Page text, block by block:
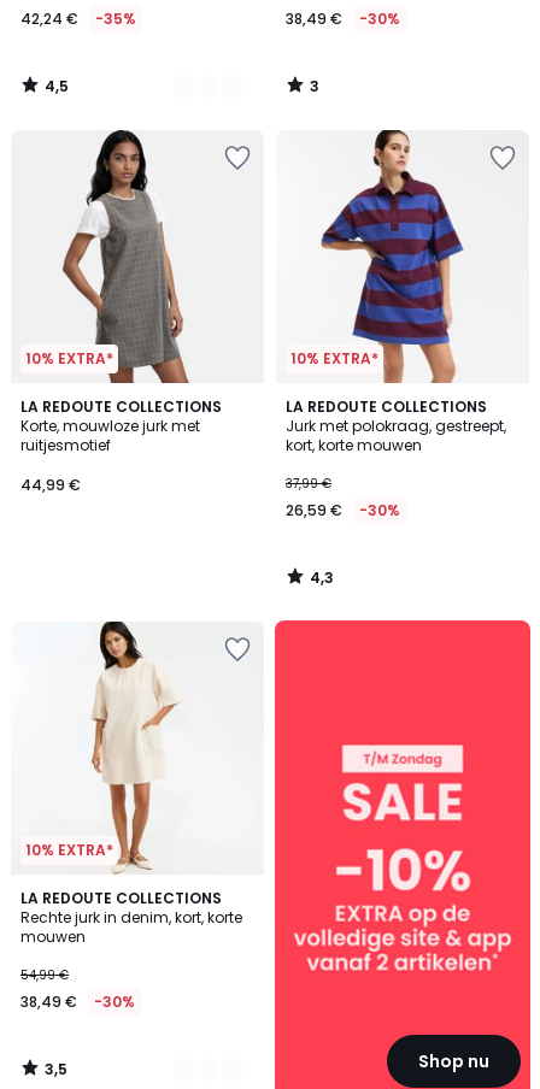
In
van
64,99
toegepast.
42,24 € -35%
4,5
/
38,49 € -30%
3
/
10% EXTRA*
LA REDOUTE COLLECTIONS
Korte, mouwloze jurk met
ruitjesmotief
44,99 €
10% EXTRA*
LA REDOUTE COLLECTIONS
Jurk met polokraag, gestreept,
kort, korte mouwen
37,99 €
26,59 € -30%
4,3
/ 5
4,3
/
10% EXTRA*
LA REDOUTE COLLECTIONS
Rechte jurk in denim, kort, korte
mouwen
54,99 €
38,49 € -30%
3,5
/ 5
2
Kleuren
3,5
/
Shop nu
SALE
artikelen*